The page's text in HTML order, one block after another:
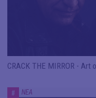
CRACK THE MIRROR -
# ΝΕΑ